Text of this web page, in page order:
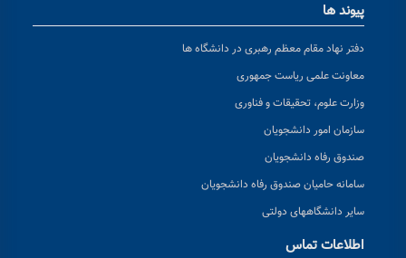
پیوند ها
دفتر نهاد مقام معظم رهبری در دانشگاه ها
معاونت علمی ریاست جمهوری
وزارت علوم، تحقیقات و فناوری
سازمان امور دانشجویان
صندوق رفاه دانشجویان
سامانه حامیان صندوق رفاه دانشجویان
سایر دانشگاههای دولتی
اطلاعات تماس